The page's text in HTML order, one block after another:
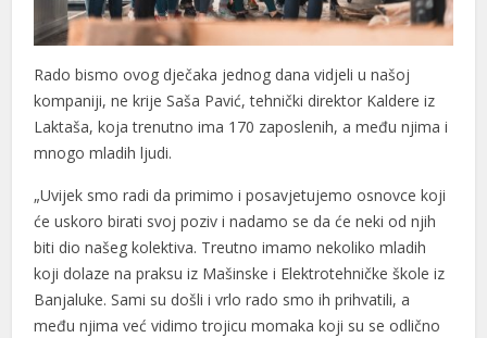
Rado bismo ovog dječaka jednog dana vidjeli u našoj
kompaniji, ne krije Saša Pavić, tehnički direktor Kaldere iz
Laktaša, koja trenutno ima 170 zaposlenih, a među njima i
mnogo mladih ljudi.
„Uvijek smo radi da primimo i posavjetujemo osnovce koji
će uskoro birati svoj poziv i nadamo se da će neki od njih
biti dio našeg kolektiva. Treutno imamo nekoliko mladih
koji dolaze na praksu iz Mašinske i Elektrotehničke škole iz
Banjaluke. Sami su došli i vrlo rado smo ih prihvatili, a
među njima već vidimo trojicu momaka koji su se odlično